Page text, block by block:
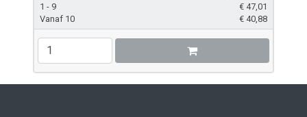
1 - 9 € 47,01
Vanaf 10
€ 40,88